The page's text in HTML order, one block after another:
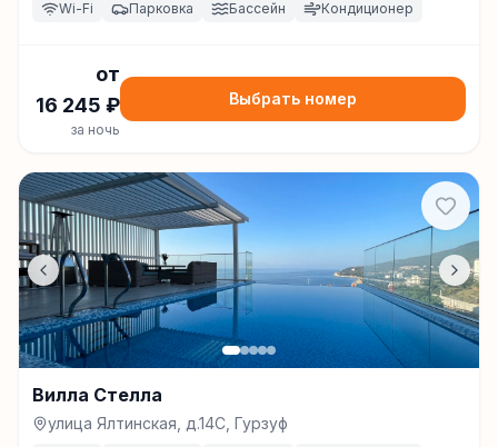
Wi-Fi Парковка Бассейн Кондиционер
от
16 245 ₽
за ночь
Выбрать номер
Вилла Стелла
улица Ялтинская, д.14С, Гурзуф